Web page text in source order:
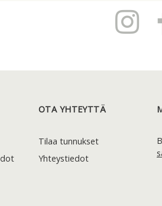
OTA YHTEYTTÄ
Tilaa tunnukset
Yhteystiedot